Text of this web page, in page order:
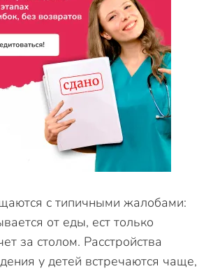
с типичными жалобами:
от еды, ест только
за столом. Расстройства
у детей встречаются чаще,